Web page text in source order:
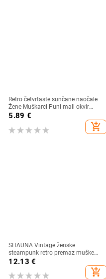
Retro četvrtaste sunčane naočale
Žene Muškarci Puni mali okvir
Sunčane naočale Ženske korejske
ins trend dizajnerske nijanse Ženske
naočale za van
5.89 €
add_shopping_cart
SHAUNA Vintage ženske
steampunk retro premaz muške
okrugle sunčane naočale Brand
dizajnerske punk sunčane naočale
UV400
12.13 €
add_shopping_cart